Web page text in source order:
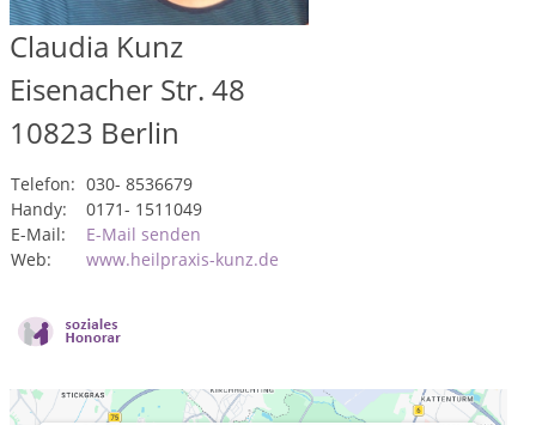
Claudia Kunz
Eisenacher Str. 48
10823 Berlin
Telefon: 030- 8536679
Handy:
0171- 1511049
E-Mail:
E-Mail senden
Web:
www.heilpraxis-kunz.de